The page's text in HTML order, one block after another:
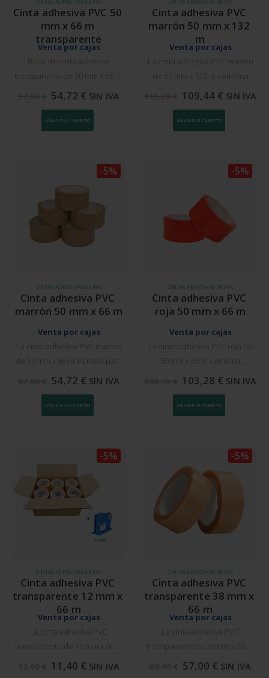
CINTAS ADHESIVAS DE PVC
Cinta adhesiva PVC 50
mm x 66 m
transparente
Venta por cajas
Rollo de cinta adhesiva
transparente de 50 mm x 66 m.
Un total de 36 unidades por
de 6 unidades. Alta capacidad
adhesiva y resistencia,
54,72 € SIN IVA
AÑADIR AL CARRITO
CINTAS ADHESIVAS DE PVC
Cinta adhesiva PVC
marrón 50 mm x 132
m
Venta por cajas
La cinta adhesiva PVC marrón
de 50 mm x 132 m combina
resistencia, adhesión duradera
Fabricada con PVC de alta
calidad y adhesivo potente, es
109,44 € SIN IVA
AÑADIR AL CARRITO
CINTAS ADHESIVAS DE PVC
Cinta adhesiva PVC
marrón 50 mm x 66 m
Venta por cajas
La cinta adhesiva PVC marrón
de 50 mm x 66 m es ideal para
el embalaje de cajas de cartón.
calidad y adhesivo potente,
garantiza…
54,72 € SIN IVA
-5%
AÑADIR AL CARRITO
CINTAS ADHESIVAS DE PVC
Cinta adhesiva PVC
roja 50 mm x 66 m
Venta por cajas
La cinta adhesiva PVC roja de
50 mm x 66 m combina
durabilidad y alta visibilidad.
con adhesivo potente,
garantiza un sellado seguro y
103,28 € SIN IVA
-5%
AÑADIR AL CARRITO
CINTAS ADHESIVAS DE PVC
Cinta adhesiva PVC
transparente 12 mm x
66 m
Venta por cajas
La cinta adhesiva PVC
transparente de 12 mm x 66 m
combina precisión y
11,40 € SIN IVA
-5%
CINTAS ADHESIVAS DE PVC
Cinta adhesiva PVC
transparente 38 mm x
66 m
Venta por cajas
La cinta adhesiva PVC
transparente de 38 mm x 66 m
es ideal para sellar paquetes
57,00 € SIN IVA
-5%